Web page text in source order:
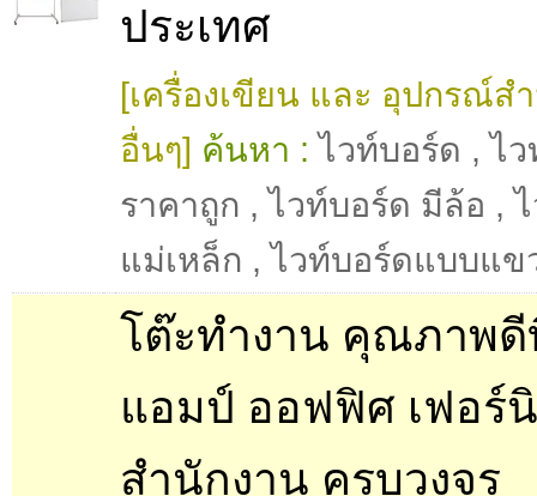
ประเทศ
[เครื่องเขียน และ อุปกรณ์ส
อื่นๆ] ค้นหา : ไวท์บอร์ด ,ไ
ราคาถูก ,ไวท์บอร์ด มีล้อ ,
แม่เหล็ก ,ไวท์บอร์ดแบบแข
โต๊ะทำงาน คุณภาพดี
แอมป์ ออฟฟิศ เฟอร์นิ
สำนักงาน ครบวงจร